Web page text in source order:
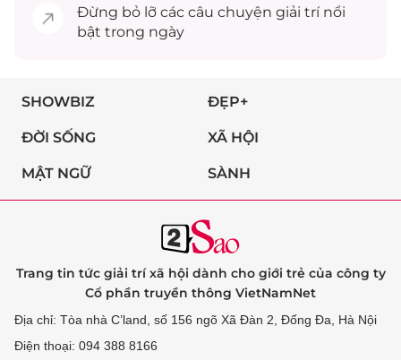
Đừng bỏ lỡ các câu chuyện giải trínổi
bật trong ngày
SHOWBIZ ĐẸP+
ĐỜI SỐNG XÃ HỘI
MẬT NGỮ SÀNH
Trang tin tức giải trí xã hội dành cho giới trẻ của công ty
Cổ phần truyền thông VietNamNet
Địa chỉ: Tòa nhà C’land, số 156 ngõ Xã Đàn 2, Đống Đa, Hà Nội
Điện thoại: 094 388 8166